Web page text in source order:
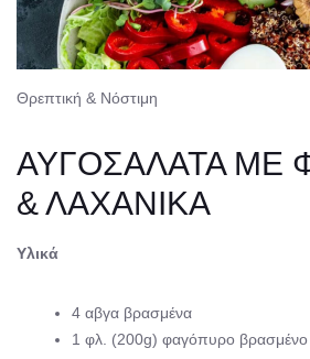
Θρεπτική & Νόστιμη
ΑΥΓΟΣΑΛΑΤΑ ΜΕ
& ΛΑΧΑΝΙΚΑ
Υλικά
4 αβγα βρασμένα
1 φλ. (200g) φαγόπυρο βρασμένο